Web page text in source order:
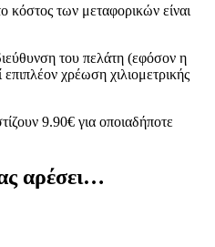
κόστος των μεταφορικών είναι
του πελάτη (εφόσον η
επιπλέον χρέωση χιλιομετρικής
9.90€ για οποιαδήποτε
αρέσει…